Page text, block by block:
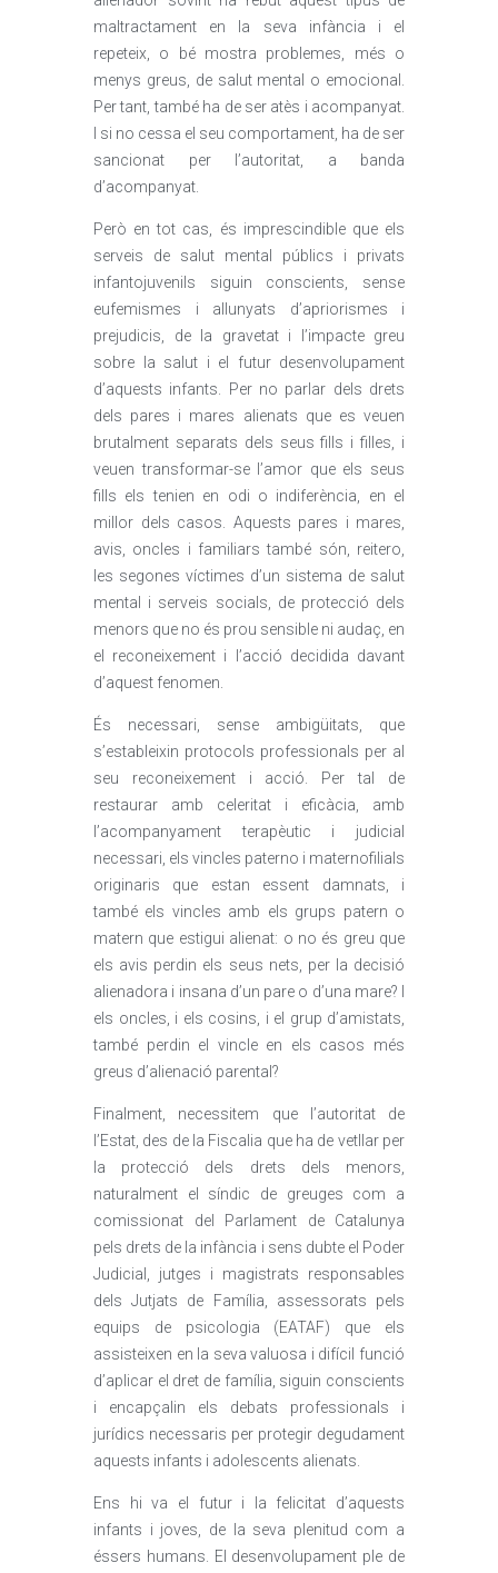
maltractament en la seva infància i el
repeteix, o bé mostra problemes, més o
menys greus, de salut mental o emocional.
Per tant, també ha de ser atès i acompanyat.
I si no cessa el seu comportament, ha de ser
sancionat per l’autoritat, a banda
d’acompanyat.
Però en tot cas, és imprescindible que els
serveis de salut mental públics i privats
infantojuvenils siguin conscients, sense
eufemismes i allunyats d’apriorismes i
prejudicis, de la gravetat i l’impacte greu
sobre la salut i el futur desenvolupament
d’aquests infants. Per no parlar dels drets
dels pares i mares alienats que es veuen
brutalment separats dels seus fills i filles, i
veuen transformar-se l’amor que els seus
fills els tenien en odi o indiferència, en el
millor dels casos. Aquests pares i mares,
avis, oncles i familiars també són, reitero,
les segones víctimes d’un sistema de salut
mental i serveis socials, de protecció dels
menors que no és prou sensible ni audaç, en
el reconeixement i l’acció decidida davant
d’aquest fenomen.
És necessari, sense ambigüitats, que
s’estableixin protocols professionals per al
seu reconeixement i acció. Per tal de
restaurar amb celeritat i eficàcia, amb
l’acompanyament terapèutic i judicial
necessari, els vincles paterno i maternofilials
originaris que estan essent damnats, i
també els vincles amb els grups patern o
matern que estigui alienat: o no és greu que
els avis perdin els seus nets, per la decisió
alienadora i insana d’un pare o d’una mare? I
els oncles, i els cosins, i el grup d’amistats,
també perdin el vincle en els casos més
greus d’alienació parental?
Finalment, necessitem que l’autoritat de
l’Estat, des de la Fiscalia que ha de vetllar per
la protecció dels drets dels menors,
naturalment el síndic de greuges com a
comissionat del Parlament de Catalunya
pels drets de la infància i sens dubte el Poder
Judicial, jutges i magistrats responsables
dels Jutjats de Família, assessorats pels
equips de psicologia (EATAF) que els
assisteixen en la seva valuosa i difícil funció
d’aplicar el dret de família, siguin conscients
i encapçalin els debats professionals i
jurídics necessaris per protegir degudament
aquests infants i adolescents alienats.
Ens hi va el futur i la felicitat d’aquests
infants i joves, de la seva plenitud com a
éssers humans. El desenvolupament ple de